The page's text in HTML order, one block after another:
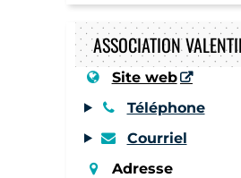
ASSOCIATION
Site web
Téléphone
Courriel
Adresse